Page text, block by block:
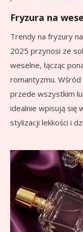
Fryzura na
Trendy na fryzury
2025 przynosi ze
weselne, łącząc
romantyzmu.
przede wszystkim
idealnie wpisują się
stylizacji lekkości i